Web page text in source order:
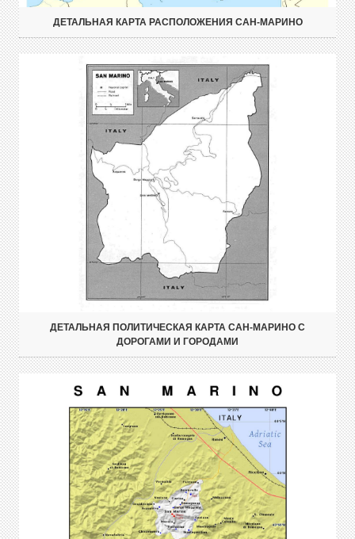
ДЕТАЛЬНАЯ КАРТА РАСПОЛОЖЕНИЯ САН-МАРИНО
ДЕТАЛЬНАЯ ПОЛИТИЧЕСКАЯ КАРТА САН-МАРИНО С
ДОРОГАМИ И ГОРОДАМИ